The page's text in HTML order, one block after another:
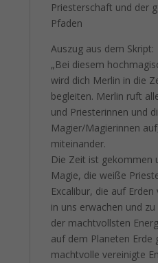
Priesterschaft und der
Pfaden
Auszug aus dem Skript:
„Bei diesem
wird dich Merlin in die
begleiten. Merlin ruft
und Priesterinnen und
Magier/Magierinnen
miteinander.
Die Zeit ist gekommen
Magie, die weiße
Excalibur, die auf
in uns erwachen und
der machtvollsten
auf dem Planeten Erde
machtvolle vereinigte